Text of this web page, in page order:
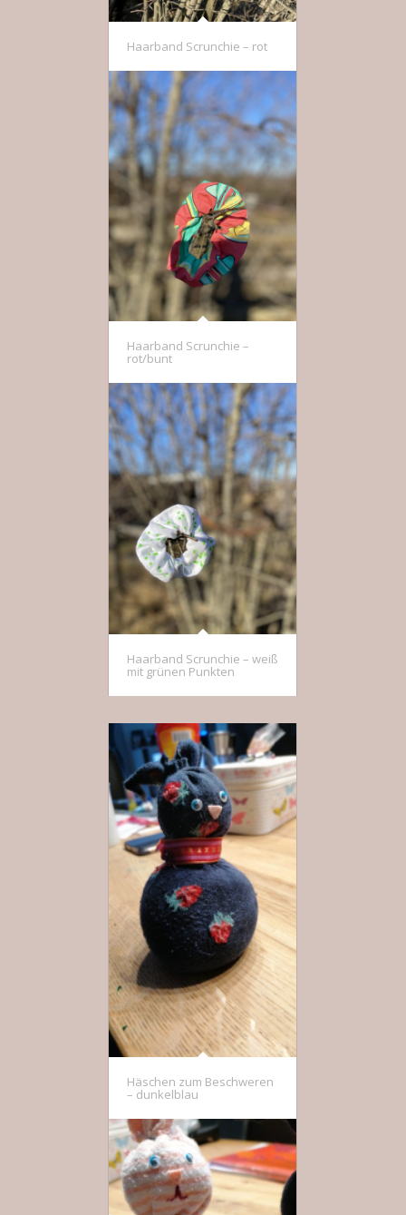
Haarband Scrunchie – rot
Haarband Scrunchie –
rot/bunt
Haarband Scrunchie – weiß
mit grünen Punkten
Häschen zum Beschweren
– dunkelblau